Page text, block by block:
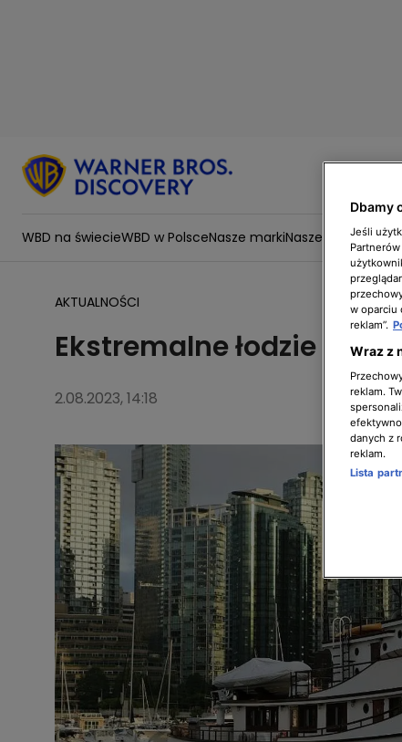
WBD na świecieWBD w PolsceNasze markiNasze wartości
AKTUALNOŚCI
Ekstremalne łodzie
2.08.2023, 14:18
Dbamy
Jeśli
w oparciu
reklam”.
Wraz z
reklam.
danych z
reklam.
Lista